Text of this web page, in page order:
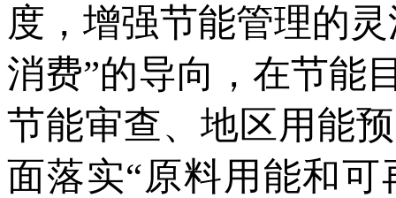
度，增强节能管理的
消费”的导向，在节能
节能审查、地区用能
面落实“原料用能和